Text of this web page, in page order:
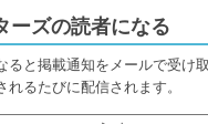
ーズの読者になる
ると掲載通知をメールで受け
れるたびに配信されます。